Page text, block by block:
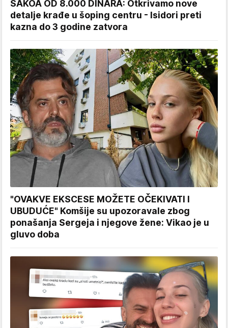
SAKOA OD 8.000 DINARA: Otkrivamo nove
detalje krađe u šoping centru - Isidori preti
kazna do 3 godine zatvora
"OVAKVE EKSCESE MOŽETE OČEKIVATI I
UBUDUĆE" Komšije su upozoravale zbog
ponašanja Sergeja i njegove žene: Vikao je u
gluvo doba